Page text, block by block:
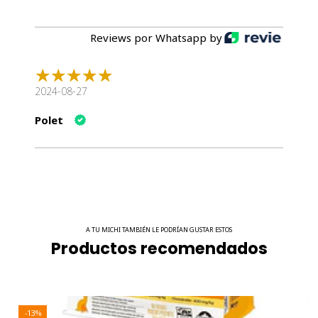
COMPONENTES:
CONTENIDO:5 Kg
Reviews por Whatsapp by
2024-08-27
Polet
A TU MICHI TAMBIÉN LE PODRÍAN GUSTAR ESTOS
Productos recomendados
-13%